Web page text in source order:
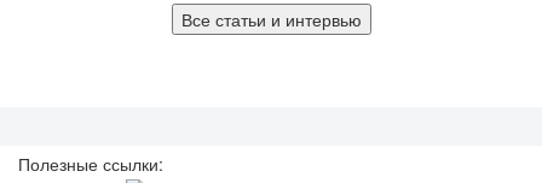
Все статьи и интервью
Полезные ссылки: